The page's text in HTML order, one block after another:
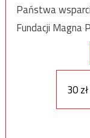
Państwa
Fundacji Magna
30 zł